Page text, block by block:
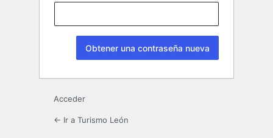
Acceder
← Ir a Turismo León